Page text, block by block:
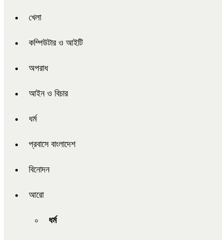
খেলা
কম্পিউটার ও আইটি
অপরাধ
আইন ও বিচার
ধর্ম
প্রবাসে বাংলাদেশ
বিনোদন
আরো
ধর্ম